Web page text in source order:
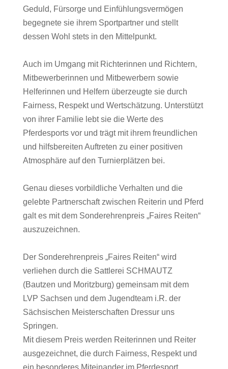
Geduld, Fürsorge und Einfühlungsvermögen
begegnete sie ihrem Sportpartner und stellt
dessen Wohl stets in den Mittelpunkt.
Auch im Umgang mit Richterinnen und Richtern,
Mitbewerberinnen und Mitbewerbern sowie
Helferinnen und Helfern überzeugte sie durch
Fairness, Respekt und Wertschätzung. Unterstützt
von ihrer Familie lebt sie die Werte des
Pferdesports vor und trägt mit ihrem freundlichen
und hilfsbereiten Auftreten zu einer positiven
Atmosphäre auf den Turnierplätzen bei.
Genau dieses vorbildliche Verhalten und die
gelebte Partnerschaft zwischen Reiterin und Pferd
galt es mit dem Sonderehrenpreis „Faires Reiten“
auszuzeichnen.
Der Sonderehrenpreis „Faires Reiten“ wird
verliehen durch die Sattlerei SCHMAUTZ
(Bautzen und Moritzburg) gemeinsam mit dem
LVP Sachsen und dem Jugendteam i.R. der
Sächsischen Meisterschaften Dressur uns
Springen.
Mit diesem Preis werden Reiterinnen und Reiter
ausgezeichnet, die durch Fairness, Respekt und
ein besonderes Miteinander im Pferdesport